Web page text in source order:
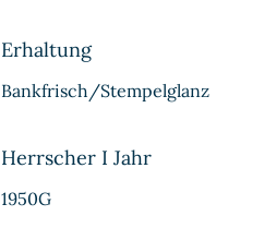
Erhaltung
Bankfrisch/Stempelglanz
Herrscher I Jahr
1950G